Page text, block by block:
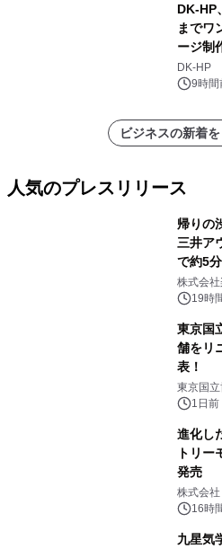
DK-HP
までワ
ージ制
DK-HP
9時間
ビジネスの新着
人気のプレスリリース
帰りの
三井ア
で約5
メニュ
株式会
19時
東京国
舗をリ
表！
東京国
1日前
進化し
トリー
発売
株式会
16時
九星気